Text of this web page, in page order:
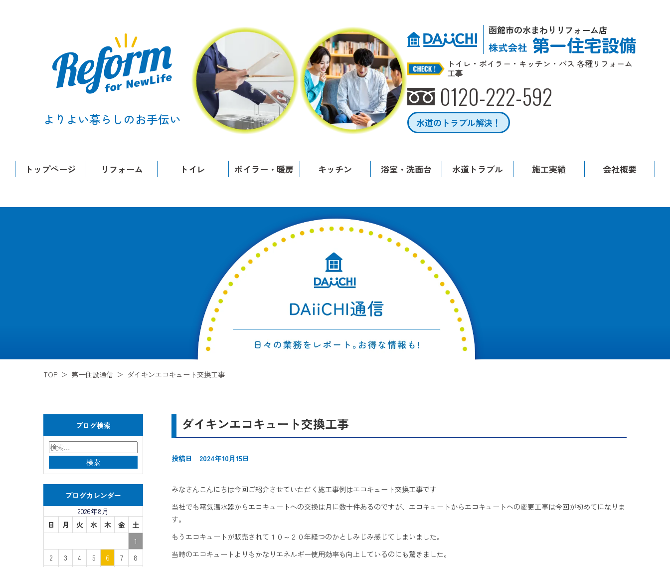
よりよい暮らしのお手伝い
函館市の水まわりリフォーム店
トイレ・ボイラー・キッチン・バス 各種リフォーム
工事
0120-222-592
水道のトラブル解決！
トップページ リフォーム トイレ ボイラー・暖房 キッチン 浴室・洗面台 水道トラブル 施工実績 会社概要
TOP 第一住設通信 ダイキンエコキュート交換工事
ブログ検索
ブログカレンダー
2026年8月
日
月 火 水 木 金
土
1
2
3 4 5 6 7
8
ダイキンエコキュート交換工事
投稿日 2024年10月15日
みなさんこんにちは今回ご紹介させていただく施工事例はエコキュート交換工事です
当社でも電気温水器からエコキュートへの交換は月に数十件あるのですが、エコキュートからエコキュートへの変更工事は今回が初めてになりま
す。
もうエコキュートが販売されて１０～２０年経つのかとしみじみ感じてしまいました。
当時のエコキュートよりもかなりエネルギー使用効率も向上しているのにも驚きました。